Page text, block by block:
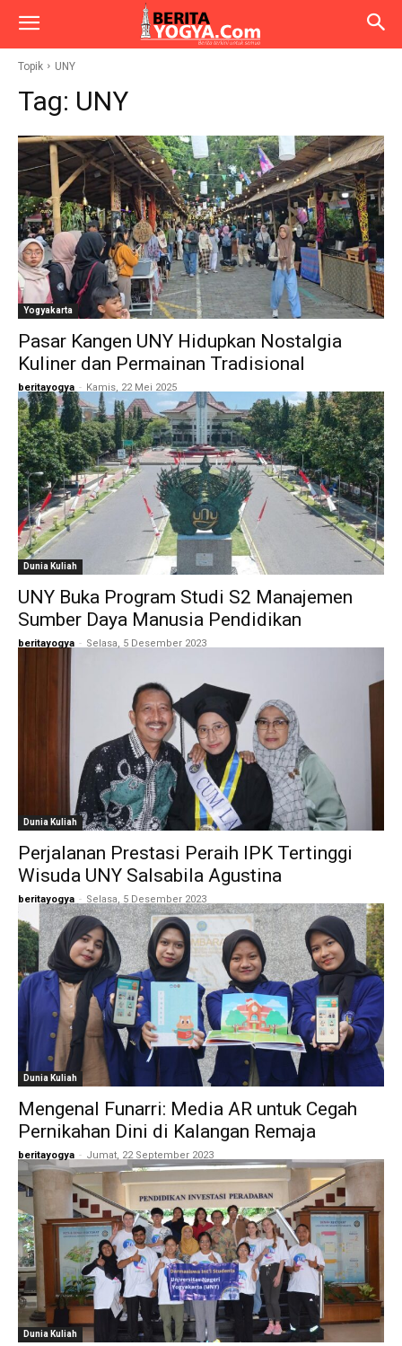
Topik UNY
Tag: UNY
Yogyakarta
Pasar Kangen UNY Hidupkan Nostalgia
Kuliner dan Permainan Tradisional
beritayogya - Kamis, 22 Mei 2025
Dunia Kuliah
UNY Buka Program Studi S2 Manajemen
Sumber Daya Manusia Pendidikan
beritayogya - Selasa, 5 Desember 2023
Dunia Kuliah
Perjalanan Prestasi Peraih IPK Tertinggi
Wisuda UNY Salsabila Agustina
beritayogya - Selasa, 5 Desember 2023
Dunia Kuliah
Mengenal Funarri: Media AR untuk Cegah
Pernikahan Dini di Kalangan Remaja
beritayogya - Jumat, 22 September 2023
Dunia Kuliah